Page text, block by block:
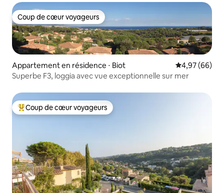
Coup de cœur voyageurs
Coup de cœur voyageurs
Appartement en résidence ⋅ Biot Évaluation
4,97 (66)
Superbe F3, loggia avec vue exceptionnelle sur mer
Coups de cœur voyageurs les plus appréciés
Coup de cœur voyageurs